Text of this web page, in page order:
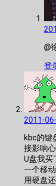
@
登
2011-
kbc的键
接影响心
U盘我买
一个移
用硬盘